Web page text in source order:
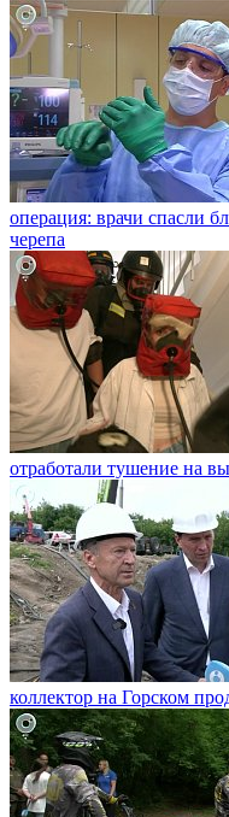
операция: врачи спасли
черепа
отработали тушение на
коллектор на Горском